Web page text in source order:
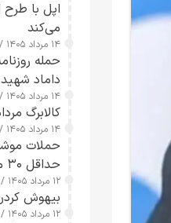
اپل با طرح
می‌کند
۱۴ مرداد ۱۴۰۵ / ۱۰:۰۵
حمله
داماد
۱۴ مرداد ۱۴۰۵ / ۰۸:۰۰
کالابرگ مرداد ۱۴۰۵ از فردا برای این کدهای ملی
۱۴ مرداد ۱۴۰۵ / ۰۷:۴۷
حملات
حداقل ۳۰ موشک بالستیک+ ویدیو
۱۲ مرداد ۱۴۰۵ / ۱۹:۳۲
بیهوش
۱۲ مرداد ۱۴۰۵ / ۱۸:۴۷